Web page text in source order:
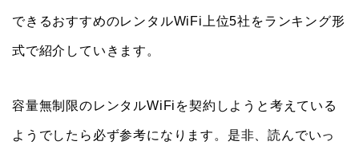
できるおすすめのレンタルWiFi上位5社をランキング形
式で紹介していきます。
容量無制限のレンタルWiFiを契約しようと考えている
ようでしたら必ず参考になります。是非、読んでいっ